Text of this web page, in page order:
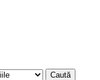
Caută